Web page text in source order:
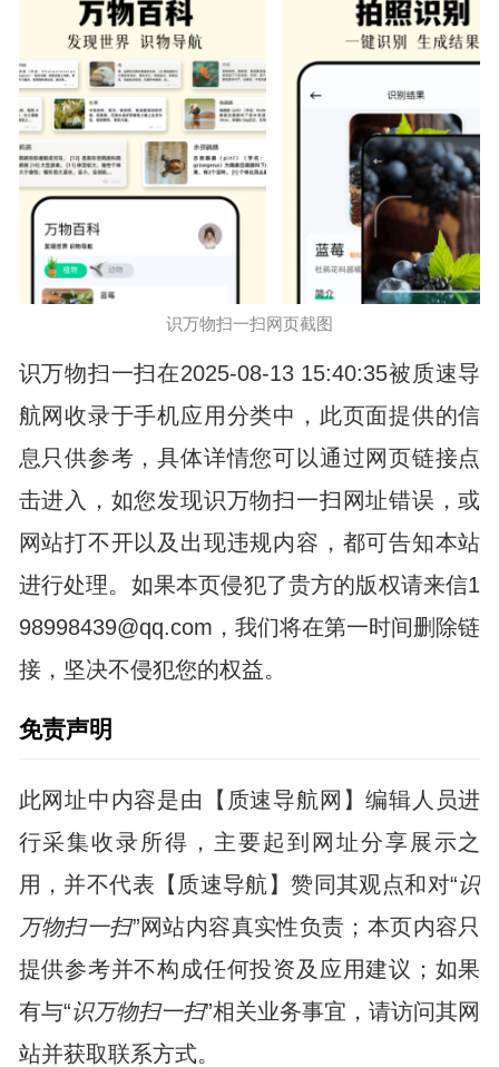
识万物扫一扫网页截图
识万物扫一扫在2025-08-13 15:40:35被质速导
航网收录于手机应用分类中，此页面提供的信
息只供参考，具体详情您可以通过网页链接点
击进入，如您发现识万物扫一扫网址错误，或
网站打不开以及出现违规内容，都可告知本站
进行处理。如果本页侵犯了贵方的版权请来信1
98998439@qq.com，我们将在第一时间删除链
接，坚决不侵犯您的权益。
免责声明
此网址中内容是由【质速导航网】编辑人员进
行采集收录所得，主要起到网址分享展示之
用，并不代表【质速导航】赞同其观点和对“识
万物扫一扫”网站内容真实性负责；本页内容只
提供参考并不构成任何投资及应用建议；如果
有与“识万物扫一扫”相关业务事宜，请访问其网
站并获取联系方式。